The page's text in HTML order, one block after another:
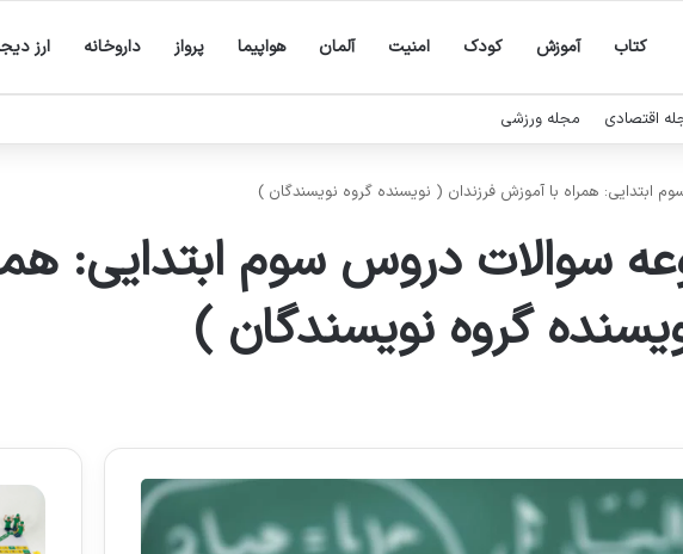
کتاب آموزش کودک امنیت آلمان هواپیما پرواز داروخانه ارز
اقتصادی مجله ورزشی
همراه با آموزش فرزندان ( نویسنده گروه نویسندگان )
سوالات دروس سوم ابتدایی:
گروه نویسندگان )